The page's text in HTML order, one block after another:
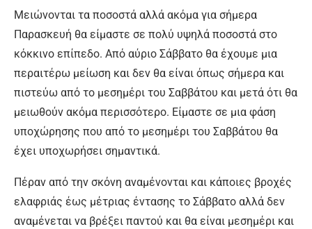
Μειώνονται τα ποσοστά αλλά ακόμα για σήμερα
Παρασκευή θα είμαστε σε πολύ υψηλά ποσοστά στο
κόκκινο επίπεδο. Από αύριο Σάββατο θα έχουμε μια
περαιτέρω μείωση και δεν θα είναι όπως σήμερα και
πιστεύω από το μεσημέρι του Σαββάτου και μετά ότι θα
μειωθούν ακόμα περισσότερο. Είμαστε σε μια φάση
υποχώρησης που από το μεσημέρι του Σαββάτου θα
έχει υποχωρήσει σημαντικά.
Πέραν από την σκόνη αναμένονται και κάποιες βροχές
ελαφριάς έως μέτριας έντασης το Σάββατο αλλά δεν
αναμένεται να βρέξει παντού και θα είναι μεσημέρι και